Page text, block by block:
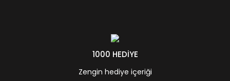
1000 HEDİYE
Zengin hediye içeriği